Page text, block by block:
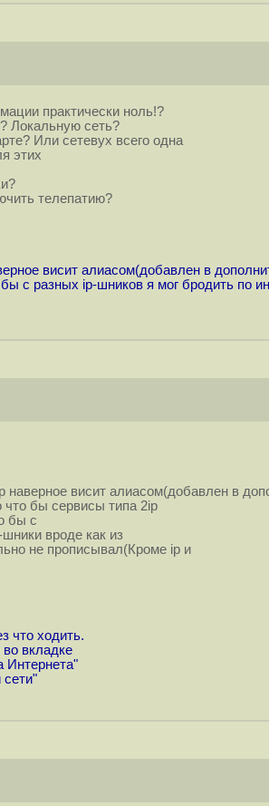
практически ноль!?
Локальную сеть?
Или сетевух всего одна
этих
телепатию?
висит алиасом(добавлен в
с разных ip-шников я мог бродить по
висит алиасом(добавлен в
бы сервисы типа 2ip
бы с
вроде как из
не прописывал(Кроме ip и
что ходить.
вкладке
Интернета"